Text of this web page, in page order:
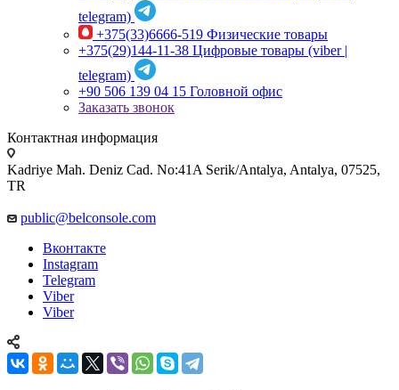
telegram)
+375(33)6666-519 Физические товары
+375(29)144-11-38 Цифровые товары (viber |
telegram)
+90 506 139 04 15 Головной офис
Заказать звонок
Контактная информация
Kadriye Mah. Deniz Cad. No:41A Serik/Antalya, Antalya, 07525,
TR
public@belconsole.com
Вконтакте
Instagram
Telegram
Viber
Viber